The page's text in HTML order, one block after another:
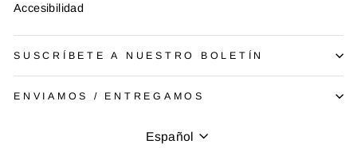
Accesibilidad
SUSCRÍBETE A NUESTRO BOLETÍN
ENVIAMOS / ENTREGAMOS
Idioma
Español